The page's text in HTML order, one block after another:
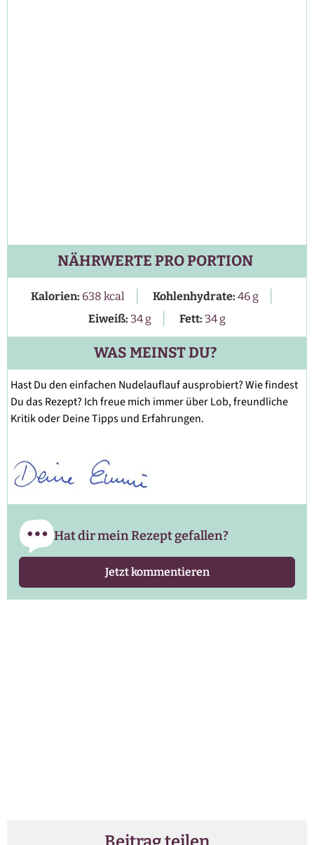
NÄHRWERTE PRO PORTION
Kalorien: 638 kcal | Kohlenhydrate: 46g |
Eiweiß: 34g | Fett: 34g
WAS MEINST DU?
Hast Du den einfachen Nudelauflauf ausprobiert? Wie findest
Du das Rezept? Ich freue mich immer über Lob, freundliche
Kritik oder Deine Tipps und Erfahrungen.
Hat dir mein Rezept gefallen?
Jetzt kommentieren